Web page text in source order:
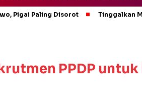
Pigai Paling Disorot Tinggalkan
PPDP